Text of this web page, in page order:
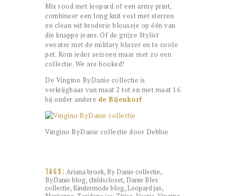
Mix rood met leopard of een army print,
combineer een long knit vest met sterren
en clean wit broderie blouseje op één van
die knappe jeans. Of de grijze Stylist
sweater met de military blazer en te coole
pet. Kom ieder seizoen maar met zo een
collectie. We are hooked!
De Vingino ByDanie collectie is
verkrijgbaar van maat 2 tot en met maat 16
bij onder andere de Bijenkorf
Vingino ByDanie collectie door Debbie
TAGS: Ariana broek, By Danie collectie,
ByDanie blog,childscloset, Danie Bles
collectie, Kindermode blog, Leopard jas,